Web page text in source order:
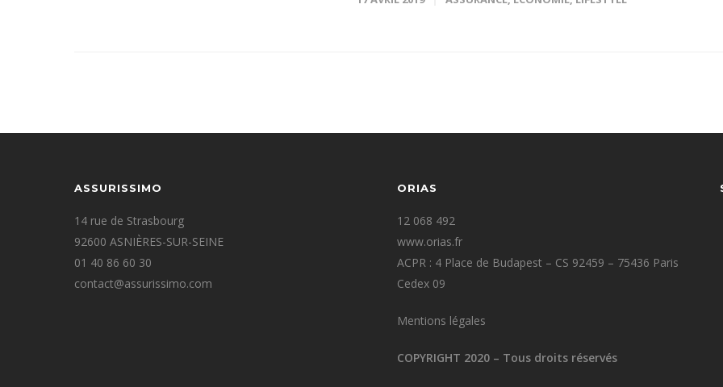
ASSURISSIMO
14 rue de Strasbourg
92600 ASNIÈRES-SUR-SEINE
01 40 86 60 30
contact@assurissimo.com
ORIAS
12 068 492
www.orias.fr
ACPR : 4 Place de Budapest – CS 92459 – 75436 Paris
Cedex 09
Mentions légales
COPYRIGHT 2020 – Tous droits réservés